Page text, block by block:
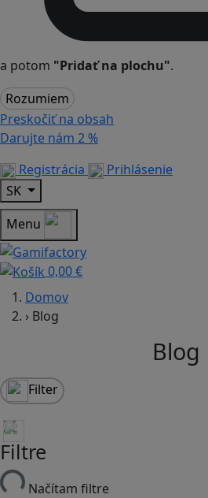
a potom "Pridať na plochu".
Rozumiem
Preskočiť na obsah
Darujte nám 2 %
Registrácia
Prihlásenie
SK
Menu
0,00 €
Domov
› Blog
Blog
Filter
Filtre
Načítam filtre